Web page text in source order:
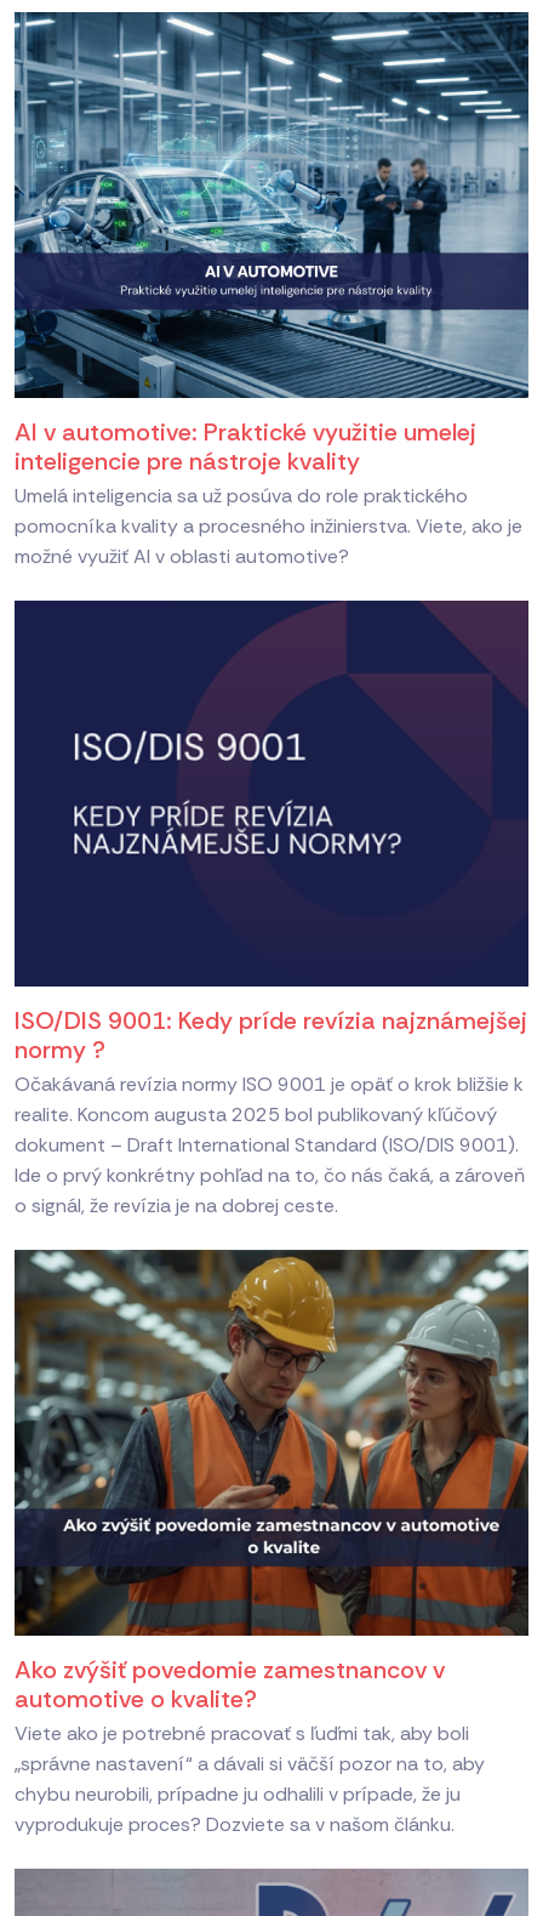
AI v automotive: Praktické využitie umelej
inteligencie pre nástroje kvality
Umelá inteligencia sa už posúva do role praktického
pomocníka kvality a procesného inžinierstva. Viete, ako je
možné využiť AI v oblasti automotive?
ISO/DIS 9001: Kedy príde revízia najznámejšej
normy ?
Očakávaná revízia normy ISO 9001 je opäť o krok bližšie k
realite. Koncom augusta 2025 bol publikovaný kľúčový
dokument – Draft International Standard (ISO/DIS 9001).
Ide o prvý konkrétny pohľad na to, čo nás čaká, a zároveň
o signál, že revízia je na dobrej ceste.
Ako zvýšiť povedomie zamestnancov v
automotive o kvalite?
Viete ako je potrebné pracovať s ľuďmi tak, aby boli
„správne nastavení“ a dávali si väčší pozor na to, aby
chybu neurobili, prípadne ju odhalili v prípade, že ju
vyprodukuje proces? Dozviete sa v našom článku.